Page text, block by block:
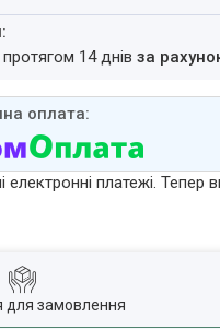
протягом 14 днівза
електронні платежі.
для замовлення